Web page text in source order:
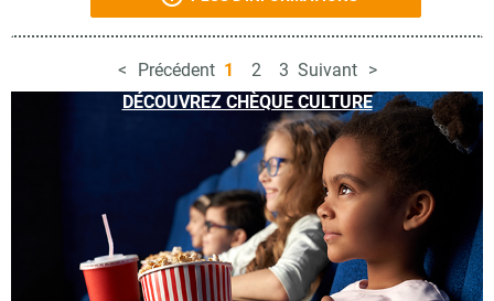
Précédent 1 2 3 Suivant
DÉCOUVREZ CHÈQUE CULTURE